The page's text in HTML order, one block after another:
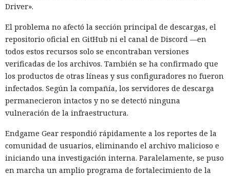
Driver».
El problema no afectó la sección principal de descargas, el
repositorio oficial en GitHub ni el canal de Discord —en
todos estos recursos solo se encontraban versiones
verificadas de los archivos. También se ha confirmado que
los productos de otras líneas y sus configuradores no fueron
infectados. Según la compañía, los servidores de descarga
permanecieron intactos y no se detectó ninguna
vulneración de la infraestructura.
Endgame Gear respondió rápidamente a los reportes de la
comunidad de usuarios, eliminando el archivo malicioso e
iniciando una investigación interna. Paralelamente, se puso
en marcha un amplio programa de fortalecimiento de la